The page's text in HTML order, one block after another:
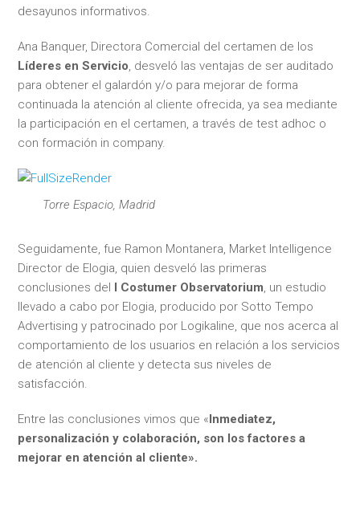
desayunos informativos.
Ana Banquer, Directora Comercial del certamen de los
Líderes en Servicio, desveló las ventajas de ser auditado
para obtener el galardón y/o para mejorar de forma
continuada la atención al cliente ofrecida, ya sea mediante
la participación en el certamen, a través de test adhoc o
con formación in company.
Torre Espacio, Madrid
Seguidamente, fue Ramon Montanera, Market Intelligence
Director de Elogia, quien desveló las primeras
conclusiones del I Costumer Observatorium, un estudio
llevado a cabo por Elogia, producido por Sotto Tempo
Advertising y patrocinado por Logikaline, que nos acerca al
comportamiento de los usuarios en relación a los servicios
de atención al cliente y detecta sus niveles de
satisfacción.
Entre las conclusiones vimos que «Inmediatez,
personalización y colaboración, son los factores a
mejorar en atención al cliente».